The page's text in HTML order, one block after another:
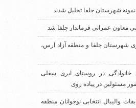
نمونه شهرستان جلفا تجلیل شدند
معاون عمرانی فرماندار جلفا شد
شهرستان جلفا و منطقه آزاد ارس،
خانوادگی در روستای ایری سفلی
مسئولین در پیاده روی
والیبال انتخابی نوجوانان منطقه